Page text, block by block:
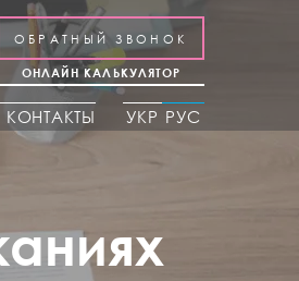
ОБРАТНЫЙ ЗВОНОК
ОНЛАЙН КАЛЬКУЛЯТОР
КОНТАКТЫ УКР РУС